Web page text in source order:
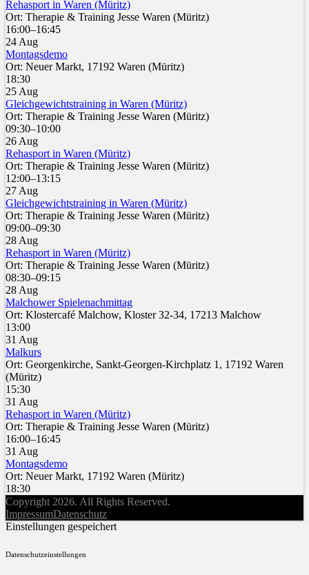
Rehasport in Waren (Müritz)
Ort: Therapie & Training Jesse Waren (Müritz)
16:00–16:45
24 Aug
Montagsdemo
Ort: Neuer Markt, 17192 Waren (Müritz)
18:30
25 Aug
Gleichgewichtstraining in Waren (Müritz)
Ort: Therapie & Training Jesse Waren (Müritz)
09:30–10:00
26 Aug
Rehasport in Waren (Müritz)
Ort: Therapie & Training Jesse Waren (Müritz)
12:00–13:15
27 Aug
Gleichgewichtstraining in Waren (Müritz)
Ort: Therapie & Training Jesse Waren (Müritz)
09:00–09:30
28 Aug
Rehasport in Waren (Müritz)
Ort: Therapie & Training Jesse Waren (Müritz)
08:30–09:15
28 Aug
Malchower Spielenachmittag
Ort: Klostercafé Malchow, Kloster 32-34, 17213 Malchow
13:00
31 Aug
Malkurs
Ort: Georgenkirche, Sankt-Georgen-Kirchplatz 1, 17192 Waren
(Müritz)
15:30
31 Aug
Rehasport in Waren (Müritz)
Ort: Therapie & Training Jesse Waren (Müritz)
16:00–16:45
31 Aug
Montagsdemo
Ort: Neuer Markt, 17192 Waren (Müritz)
18:30
Copyright 2026. All Rights Reserved.
ImpressumDatenschutz
Einstellungen gespeichert
Datenschutzeinstellungen